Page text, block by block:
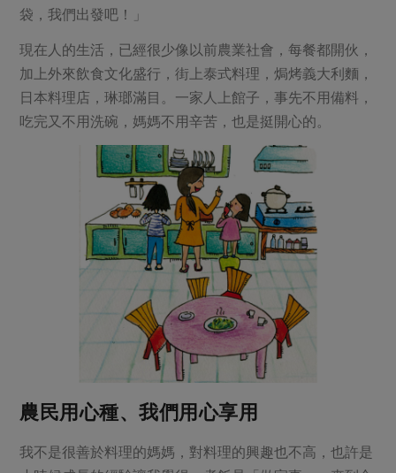
美妝保養
家庭清潔 織品
日用品 圖書禮品
防災用品
最新產品
素食專區
異國料理
年菜食譜
養身食補
高麗菜海鮮煎餅
2024農業發展計畫年度報告
更多議題活動
把最好的台灣味帶回家！
綠主張月刊
典藏閱覽室
社務專區
選舉專區
最新消息
地區活動
袋，我們出發吧！」
現在人的生活，已經很少像以前農業社會，每餐都開伙，
加上外來飲食文化盛行，街上泰式料理，焗烤義大利麵，
日本料理店，琳瑯滿目。一家人上館子，事先不用備料，
吃完又不用洗碗，媽媽不用辛苦，也是挺開心的。
農民用心種、我們用心享用
我不是很善於料理的媽媽，對料理的興趣也不高，也許是